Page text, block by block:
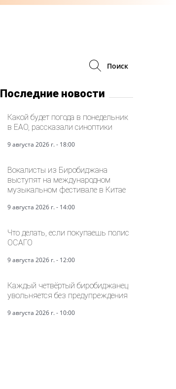
Поиск
Последние новости
Какой будет погода в понедельник
в ЕАО, рассказали синоптики
9 августа 2026 г. - 18:00
Вокалисты из Биробиджана
выступят на международном
музыкальном фестивале в Китае
9 августа 2026 г. - 14:00
Что делать, если покупаешь полис
ОСАГО
9 августа 2026 г. - 12:00
Каждый четвёртый биробиджанец
увольняется без предупреждения
9 августа 2026 г. - 10:00